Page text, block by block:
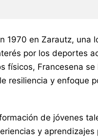
en Zarautz, una
por los deportes
Francesena
resiliencia y enfoque
de jóvenes
y